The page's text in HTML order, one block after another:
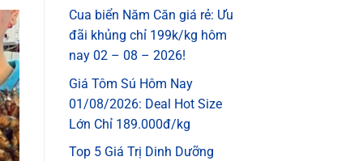
Cua biển Năm Căn giá rẻ: Ưu
đãi khủng chỉ 199k/kg hôm
nay 02 – 08 – 2026!
Giá Tôm Sú Hôm Nay
01/08/2026: Deal Hot Size
Lớn Chỉ 189.000đ/kg
Top 5 Giá Trị Dinh Dưỡng